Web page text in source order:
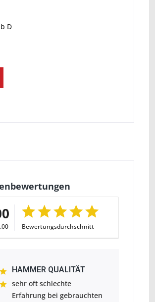
D
Bewertungsdurchschnitt
HAMMER QUALITÄT
sehr oft schlechte
Erfahrung bei gebrauchten